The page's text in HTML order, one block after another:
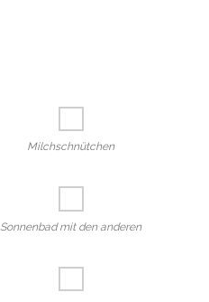
Milchschnütchen
Sonnenbad mit den anderen